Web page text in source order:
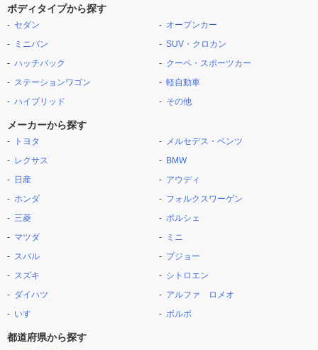
ボディタイプから探す
セダン
ミニバン
ハッチバック
ステーションワゴン
ハイブリッド
オープンカー
SUV・クロカン
クーペ・スポーツカー
軽自動車
その他
メーカーから探す
トヨタ
レクサス
日産
ホンダ
三菱
マツダ
スバル
スズキ
ダイハツ
いすゞ
メルセデス・ベンツ
BMW
アウディ
フォルクスワーゲン
ポルシェ
ミニ
プジョー
シトロエン
アルファ ロメオ
ボルボ
都道府県から探す